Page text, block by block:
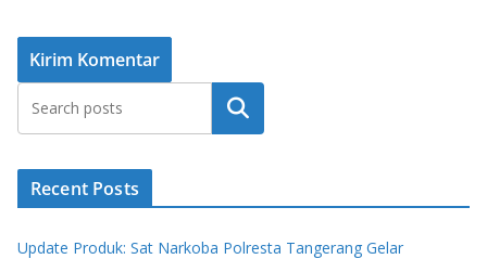
Cari
Recent Posts
Update Produk: Sat Narkoba Polresta Tangerang Gelar